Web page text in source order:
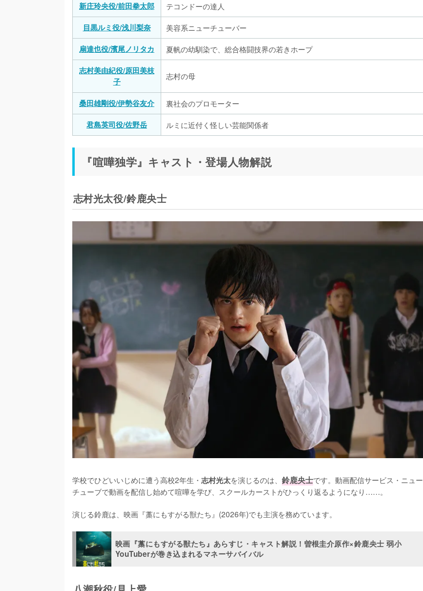
新庄玲央役/前田拳太郎
テコンドーの達人
目黒ルミ役/浅川梨奈
美容系ニューチューバー
扇達也役/濱尾ノリタカ
夏帆の幼馴染で、総合格闘技界の若きホープ
志村美由紀役/原田美枝
子
志村の母
桑田雄剛役/伊勢谷友介
裏社会のプロモーター
君島英司役/佐野岳
ルミに近付く怪しい芸能関係者
『喧嘩独学』キャスト・登場人物解説
志村光太役/鈴鹿央士
学校でひどいいじめに遭う高校2年生・ 志村光太を演じるのは、 鈴鹿央士です。動画配信サービス・ニュー
チューブで動画を配信し始めて喧嘩を学び、スクールカーストがひっくり返るようになり……。
演じる鈴鹿は、映画『藁にもすがる獣たち』(2026年)でも主演を務めています。
映画『藁にもすがる獣たち』あらすじ・キャスト解説！曽根圭介原作×鈴鹿央士 弱小
YouTuberが巻き込まれるマネーサバイバル